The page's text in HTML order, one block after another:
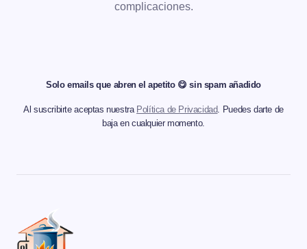
complicaciones.
Solo emails que abren el apetito 😋 sin spam añadido
Al suscribirte aceptas nuestra Política de Privacidad. Puedes darte de
baja en cualquier momento.